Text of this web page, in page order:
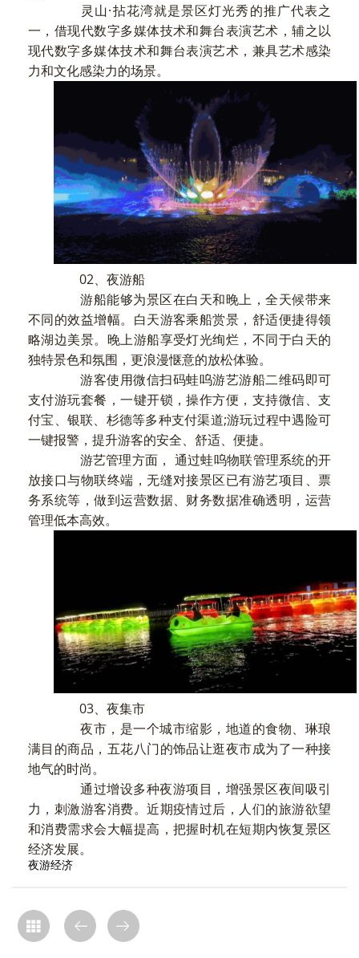
灵山·拈花湾就是景区灯光秀的推广代表之
一，借现代数字多媒体技术和舞台表演艺术，辅之以
现代数字多媒体技术和舞台表演艺术，兼具艺术感染
力和文化感染力的场景。
02、夜游船
游船能够为景区在白天和晚上，全天候带来
不同的效益增幅。白天游客乘船赏景，舒适便捷得领
略湖边美景。晚上游船享受灯光绚烂，不同于白天的
独特景色和氛围，更浪漫惬意的放松体验。
游客使用微信扫码蛙呜游艺游船二维码即可
支付游玩套餐，一键开锁，操作方便，支持微信、支
付宝、银联、杉德等多种支付渠道;游玩过程中遇险可
一键报警，提升游客的安全、舒适、便捷。
游艺管理方面， 通过蛙呜物联管理系统的开
放接口与物联终端，无缝对接景区已有游艺项目、票
务系统等，做到运营数据、财务数据准确透明，运营
管理低本高效。
03、夜集市
夜市，是一个城市缩影，地道的食物、琳琅
满目的商品，五花八门的饰品让逛夜市成为了一种接
地气的时尚。
通过增设多种夜游项目，增强景区夜间吸引
力，刺激游客消费。近期疫情过后，人们的旅游欲望
和消费需求会大幅提高，把握时机在短期内恢复景区
经济发展。
夜游经济